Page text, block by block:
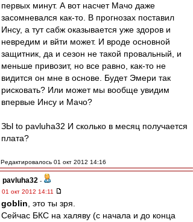
первых минут. А вот насчет Мачо даже
засомневался как-то. В прогнозах поставил
Инсу, а тут сабж оказывается уже здоров и
невредим и вйти может. И вроде основной
защитник, да и сезон не такой провальный, и
меньше привозит, но все равно, как-то не
видится он мне в основе. Будет Эмери так
рисковать? Или может мы вообще увидим
впервые Инсу и Мачо?
ЗЫ to pavluha32 И сколько в месяц получается
плата?
Редактировалось 01 окт 2012 14:16
pavluha32 -
01 окт 2012 14:11
goblin , это ты зря.
Сейчас БКС на халяву (с начала и до конца